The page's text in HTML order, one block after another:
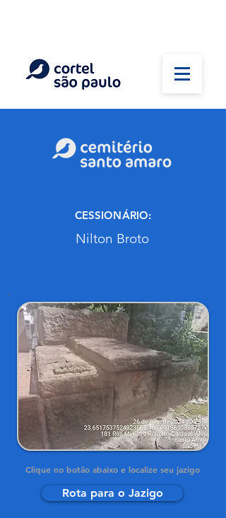
CESSIONÁRIO:
Nilton Broto
Clique no botão abaixo e localize seu jazigo
Rota para o Jazigo